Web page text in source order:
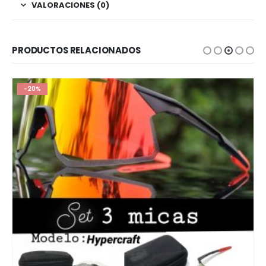
VALORACIONES (0)
PRODUCTOS RELACIONADOS
-20%